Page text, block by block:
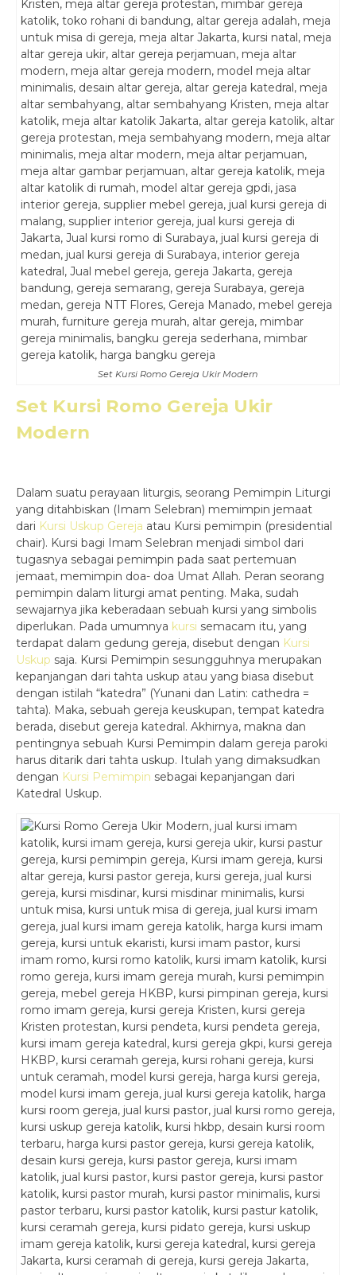
Set Kursi Romo Gereja Ukir Modern
Set Kursi Romo Gereja Ukir
Modern
Dalam suatu perayaan liturgis, seorang Pemimpin Liturgi
yang ditahbiskan (Imam Selebran) memimpin jemaat
dari Kursi Uskup Gereja atau Kursi pemimpin (presidential
chair). Kursi bagi Imam Selebran menjadi simbol dari
tugasnya sebagai pemimpin pada saat pertemuan
jemaat, memimpin doa- doa Umat Allah. Peran seorang
pemimpin dalam liturgi amat penting. Maka, sudah
sewajarnya jika keberadaan sebuah kursi yang simbolis
diperlukan. Pada umumnya kursi semacam itu, yang
terdapat dalam gedung gereja, disebut dengan Kursi
Uskup saja. Kursi Pemimpin sesungguhnya merupakan
kepanjangan dari tahta uskup atau yang biasa disebut
dengan istilah “katedra” (Yunani dan Latin: cathedra =
tahta). Maka, sebuah gereja keuskupan, tempat katedra
berada, disebut gereja katedral. Akhirnya, makna dan
pentingnya sebuah Kursi Pemimpin dalam gereja paroki
harus ditarik dari tahta uskup. Itulah yang dimaksudkan
dengan Kursi Pemimpin sebagai kepanjangan dari
Katedral Uskup.